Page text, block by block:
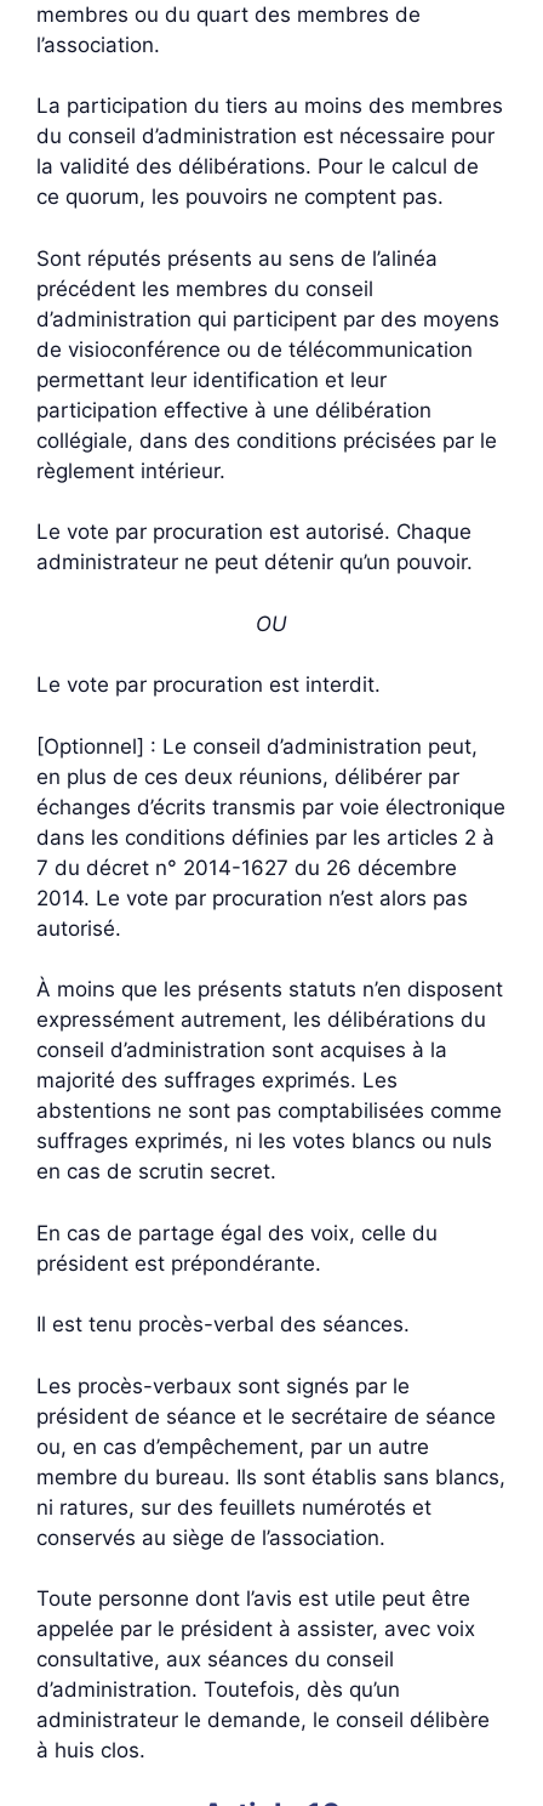
membres ou du quart des membres de
l’association.
La participation du tiers au moins des membres
du conseil d’administration est nécessaire pour
la validité des délibérations. Pour le calcul de
ce quorum, les pouvoirs ne comptent pas.
Sont réputés présents au sens de l’alinéa
précédent les membres du conseil
d’administration qui participent par des moyens
de visioconférence ou de télécommunication
permettant leur identification et leur
participation effective à une délibération
collégiale, dans des conditions précisées par le
règlement intérieur.
Le vote par procuration est autorisé. Chaque
administrateur ne peut détenir qu’un pouvoir.
OU
Le vote par procuration est interdit.
[Optionnel] : Le conseil d’administration peut,
en plus de ces deux réunions, délibérer par
échanges d’écrits transmis par voie électronique
dans les conditions définies par les articles 2 à
7 du décret n° 2014-1627 du 26 décembre
2014. Le vote par procuration n’est alors pas
autorisé.
À moins que les présents statuts n’en disposent
expressément autrement, les délibérations du
conseil d’administration sont acquises à la
majorité des suffrages exprimés. Les
abstentions ne sont pas comptabilisées comme
suffrages exprimés, ni les votes blancs ou nuls
en cas de scrutin secret.
En cas de partage égal des voix, celle du
président est prépondérante.
Il est tenu procès-verbal des séances.
Les procès-verbaux sont signés par le
président de séance et le secrétaire de séance
ou, en cas d’empêchement, par un autre
membre du bureau. Ils sont établis sans blancs,
ni ratures, sur des feuillets numérotés et
conservés au siège de l’association.
Toute personne dont l’avis est utile peut être
appelée par le président à assister, avec voix
consultative, aux séances du conseil
d’administration. Toutefois, dès qu’un
administrateur le demande, le conseil délibère
à huis clos.